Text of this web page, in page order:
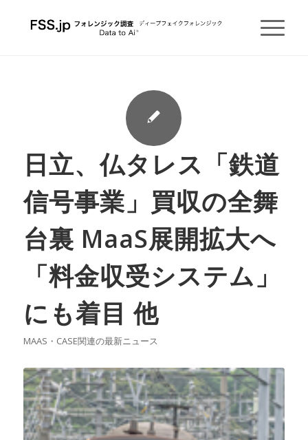
日立、仏タレス「鉄道
信号事業」買収の全舞
台裏 MaaS展開拡大へ
「料金収受システム」
にも着目 他
MAAS・CASE関連の最新ニュース